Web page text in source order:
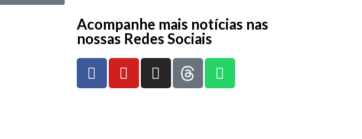
Acompanhe mais notícias nas
nossas Redes Sociais